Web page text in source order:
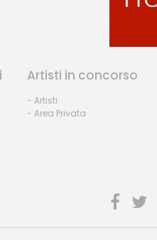
Artisti in concorso
- Artisti
- Area Privata